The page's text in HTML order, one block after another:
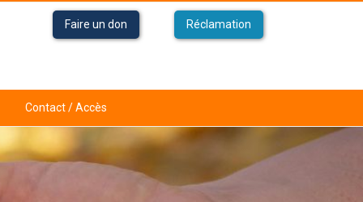
Faire un don Réclamation
Contact / Accès